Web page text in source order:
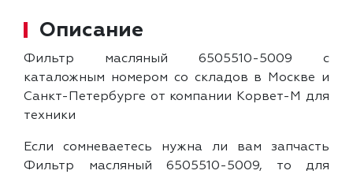
Описание
Фильтр масляный 6505510-5009 с
каталожным номером со складов в Москве и
Санкт-Петербурге от компании Корвет-М для
техники
Если сомневаетесь нужна ли вам запчасть
Фильтр масляный 6505510-5009, то для